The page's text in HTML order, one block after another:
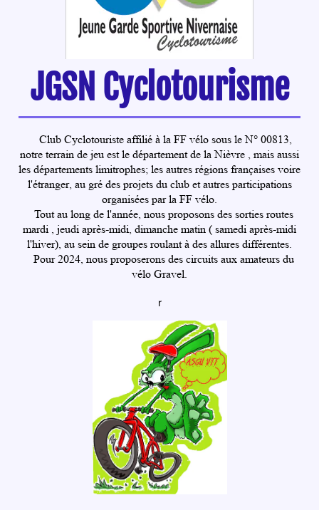
JGSN Cyclotourisme
Club Cyclotouriste affilié à la FF vélo sous le N° 00813,
notre terrain de jeu est le département de la Nièvre , mais aussi
les départements limitrophes; les autres régions françaises voire
l'étranger, au gré des projets du club et autres participations
organisées par la FF vélo.
Tout au long de l'année, nous proposons des sorties routes
mardi , jeudi après-midi, dimanche matin ( samedi après-midi
l'hiver), au sein de groupes roulant à des allures différentes.
Pour 2024, nous proposerons des circuits aux amateurs du
vélo Gravel.
r